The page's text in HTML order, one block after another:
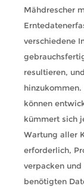
Mähdrescher
verschiedene
resultieren,
können
kümmert sich
Wartung aller
erforderlich,
verpacken und
benötigten